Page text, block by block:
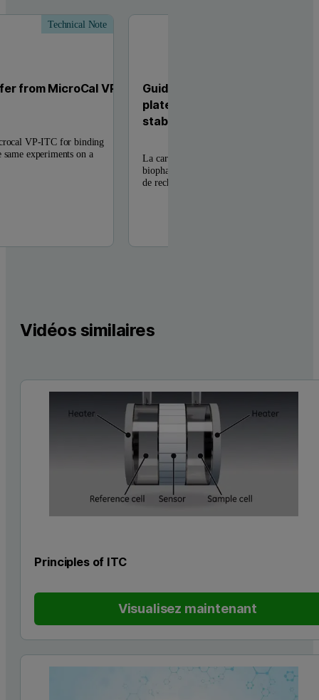
Technical Note
from MicroCal VP-
VP-ITC for binding
experiments on a
Guide du consommateur sur
plateformes permettant
stabilité des protéines
La caractérisation de la stabilité d’une
biopharmaceutique est primordiale durant
de recherche biopharmaceutique,
Vidéos similaires
Principles of ITC
Visualisez maintenant